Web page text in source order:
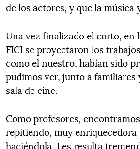
de los actores, y que la
Una vez finalizado el corto, en
FICI se proyectaron los
como el nuestro, habían sido
pudimos ver, junto a
sala de cine.
Como profesores,
repitiendo, muy
haciéndola. Les resulta